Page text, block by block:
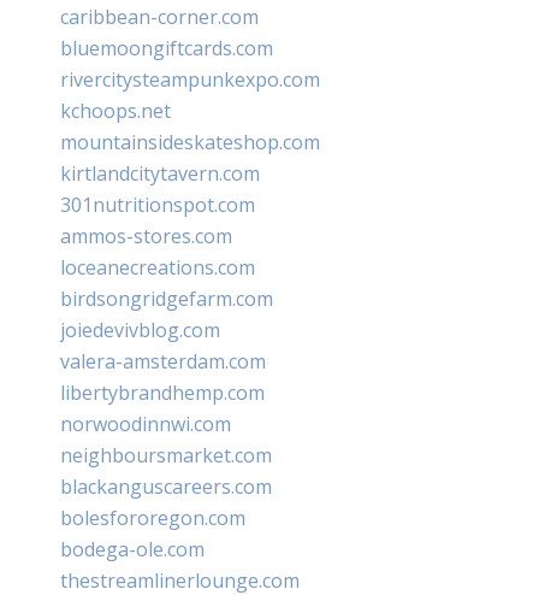
caribbean-corner.com
bluemoongiftcards.com
rivercitysteampunkexpo.com
kchoops.net
mountainsideskateshop.com
kirtlandcitytavern.com
301nutritionspot.com
ammos-stores.com
loceanecreations.com
birdsongridgefarm.com
joiedevivblog.com
valera-amsterdam.com
libertybrandhemp.com
norwoodinnwi.com
neighboursmarket.com
blackanguscareers.com
bolesfororegon.com
bodega-ole.com
thestreamlinerlounge.com